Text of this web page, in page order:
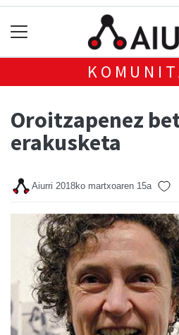
Oroitzapenez
erakusketa
Aiurri 2018ko martxoaren 15a